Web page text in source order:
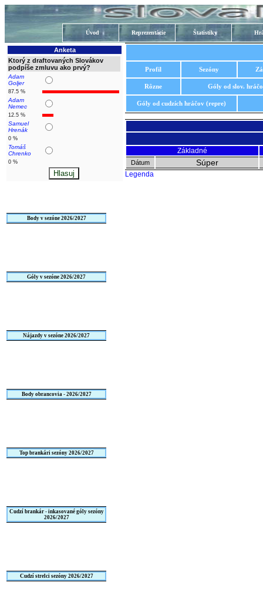
Úvod Reprezentácie Štatistiky
Anketa
Ktorý z draftovaných Slovákov
podpíše zmluvu ako prvý?
Adam
Goljer
87.5 %
Adam
Nemec
12.5 %
Samuel
Hrenák
0 %
Tomáš
Chrenko
0 %
Body v sezóne 2026/2027
Góly v sezóne 2026/2027
Nájazdy v sezóne 2026/2027
Body obrancovia - 2026/2027
Top brankári sezóny 2026/2027
Cudzí brankár - inkasované góly sezóny
2026/2027
Cudzí strelci sezóny 2026/2027
Profil Sezóny
Rôzne Góly od slov.
Góly od cudzích hráčov (repre)
Základné
Dátum Súper
Legenda